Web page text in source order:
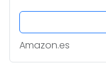
Amazon.es